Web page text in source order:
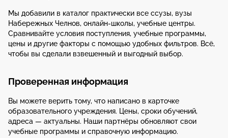
Мы добавили в каталог практически все ссузы, вузы
Набережных Челнов, онлайн-школы, учебные центры.
Сравнивайте условия поступления, учебные программы,
цены и другие факторы с помощью удобных фильтров. Всё,
чтобы вы сделали взвешенный и выгодный выбор.
Проверенная информация
Вы можете верить тому, что написано в карточке
образовательного учреждения. Цены, сроки обучений,
адреса — актуальны. Наши партнёры обновляют свои
учебные программы и справочную информацию.